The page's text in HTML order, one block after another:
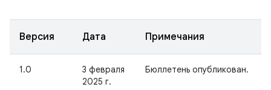
Версия Дата Примечания
1.0
3 февраля
2025 г.
Бюллетень опубликован.